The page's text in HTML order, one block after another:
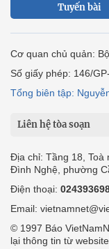
Tuyến bài
Cơ quan chủ quản:
Số giấy phép: 146/
Tổng biên tập:
Liên hệ tòa soạn
Địa chỉ: Tầng 18, Toà
Đình Nghệ, phường
Điện thoại:
Email:
© 1997 Báo
lại thông tin từ